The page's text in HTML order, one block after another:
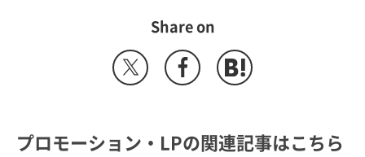
Share on
プロモーション・LPの関連記事はこちら